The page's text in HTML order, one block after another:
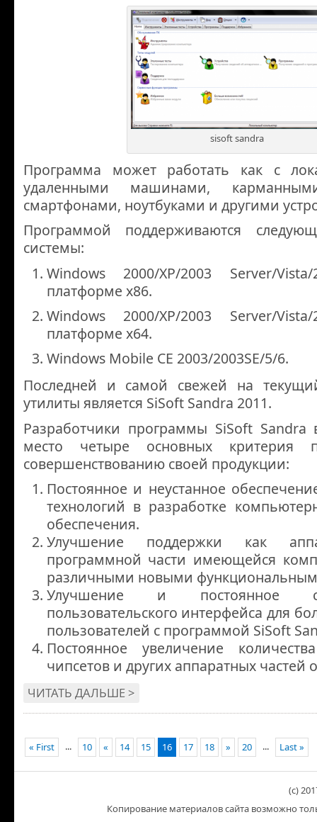
sisoft sandra
Программа может работать как с
удаленными машинами,
смартфонами, ноутбуками и другими
Программой поддерживаются
системы:
Windows 2000/XP/2003 Server/
платформе х86.
Windows 2000/XP/2003 Server/
платформе х64.
Windows Mobile CE 2003/2003SE/5/6.
Последней и самой свежей на
утилиты является SiSoft Sandra 2011.
Разработчики программы SiSoft Sandra
место четыре основных
совершенствованию своей продукции:
Постоянное и неустанное
технологий в разработке
обеспечения.
Улучшение поддержки как
программной части имеющейся
различными новыми
Улучшение и постоянное
пользовательского интерфейса для
пользователей с программой SiSoft
Постоянное увеличение
чипсетов и других аппаратных частей
ЧИТАТЬ ДАЛЬШЕ >
« First ... 10 « 14 15 16 17 18 » 20 ... Last »
(c)
Копирование материалов сайта возможно